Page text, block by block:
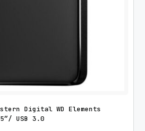
Digital WD Elements
USB 3.0